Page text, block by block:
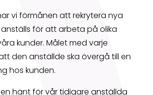
vi förmånen att rekrytera nya
anställs för att arbeta på olika
kunder. Målet med varje
den anställde ska övergå till en
hos kunden.
hänt för vår tidigare anställda